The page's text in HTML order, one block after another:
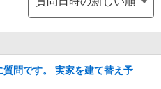
問です。 実家を建て替え予